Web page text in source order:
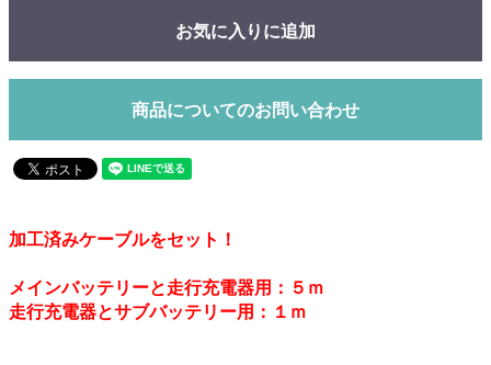
お気に入りに追加
商品についてのお問い合わせ
加工済みケーブルをセット！
メインバッテリーと走行充電器用：５ｍ
走行充電器とサブバッテリー用：１ｍ